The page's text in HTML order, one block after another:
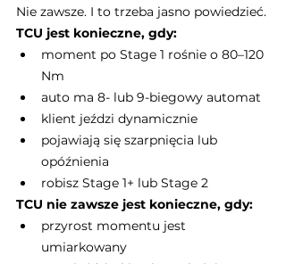
Nie zawsze. I to trzeba jasno powiedzieć.
TCU jest konieczne, gdy:
moment po Stage 1 rośnie o 80–120
Nm
auto ma 8- lub 9-biegowy automat
klient jeździ dynamicznie
pojawiają się szarpnięcia lub
opóźnienia
robisz Stage 1+ lub Stage 2
TCU nie zawsze jest konieczne, gdy:
przyrost momentu jest
umiarkowany